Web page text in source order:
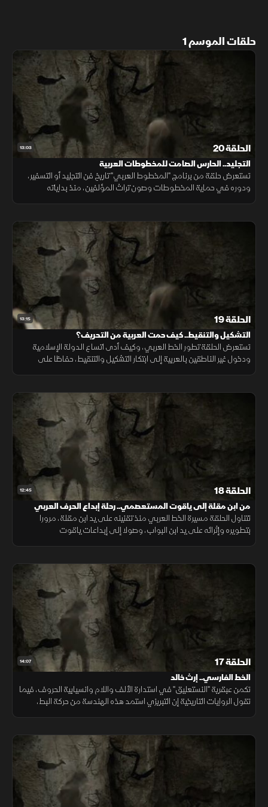
حلقات الموسم 1
13:03 الحلقة 20
التجليد.. الحارس الصامت للمخطوطات العربية
تستعرض حلقة من برنامج "المخطوط العربي" تاريخ فن التجليد أو التسفير،
ودوره في حماية المخطوطات وصون تراث المؤلفين، منذ بداياته
13:15 الحلقة 19
التشكيل والتنقيط.. كيف حمت العربية من التحريف؟
تستعرض الحلقة تطور الخط العربي، وكيف أدى اتساع الدولة الإسلامية
ودخول غير الناطقين بالعربية إلى ابتكار التشكيل والتنقيط، حفاظا على
12:45 الحلقة 18
من ابن مقلة إلى ياقوت المستعصمي.. رحلة إبداع الحرف العربي
تتناول الحلقة مسيرة الخط العربي منذ تقنينه على يد ابن مقلة، مرورا
بتطويره وإثرائه على يد ابن البواب، وصولا إلى إبداعات ياقوت
14:07 الحلقة 17
الخط الفارسي.. إرث خالد
تكمن عبقرية "النستعليق" في استدارة الألف واللام وانسيابية الحروف، فيما
تقول الروايات التاريخية إن التبريزي استمد هذه الهندسة من حركة البط،